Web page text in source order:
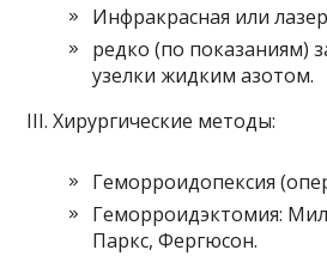
Инфракрасная или
редко (по показаниям)
узелки жидким азотом.
III. Хирургические методы:
Геморроидопексия
Геморроидэктомия:
Паркс, Фергюсон.